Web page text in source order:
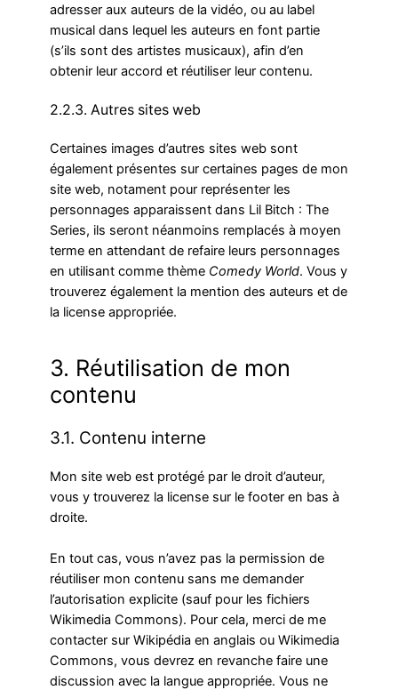
adresser aux auteurs de la vidéo, ou au label
musical dans lequel les auteurs en font partie
(s’ils sont des artistes musicaux), afin d’en
obtenir leur accord et réutiliser leur contenu.
2.2.3. Autres sites web
Certaines images d’autres sites web sont
également présentes sur certaines pages de mon
site web, notament pour représenter les
personnages apparaissent dans Lil Bitch : The
Series, ils seront néanmoins remplacés à moyen
terme en attendant de refaire leurs personnages
en utilisant comme thème Comedy World. Vous y
trouverez également la mention des auteurs et de
la license appropriée.
3. Réutilisation de mon
contenu
3.1. Contenu interne
Mon site web est protégé par le droit d’auteur,
vous y trouverez la license sur le footer en bas à
droite.
En tout cas, vous n’avez pas la permission de
réutiliser mon contenu sans me demander
l’autorisation explicite (sauf pour les fichiers
Wikimedia Commons). Pour cela, merci de me
contacter sur Wikipédia en anglais ou Wikimedia
Commons, vous devrez en revanche faire une
discussion avec la langue appropriée. Vous ne